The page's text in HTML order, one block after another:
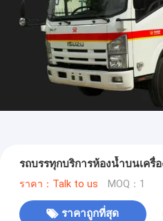
รถบรรทุกบริการห้องน้ำบนเครื่
ราคา：Talk to us MOQ：1
ราคาถูกที่สุด